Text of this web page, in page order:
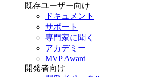
既存ユーザー向け
ドキュメント
サポート
専門家に聞く
アカデミー
MVP Award
開発者向け